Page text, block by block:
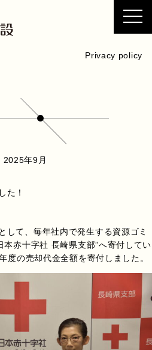
Privacy policy
2025年9月
た！
て、毎年社内で発生する資源ゴミ
本赤十字社 長崎県支部”へ寄付してい
度の売却代金全額を寄付しました。